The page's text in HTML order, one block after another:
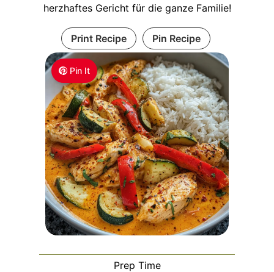
Pin It
herzhaftes Gericht für die ganze Familie!
Print Recipe Pin Recipe
Prep Time